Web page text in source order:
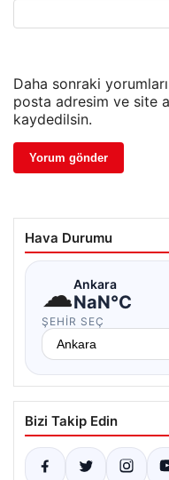
Daha sonraki
posta adresim ve site
kaydedilsin.
Hava Durumu
☁Ankara
NaN°C
ŞEHIR SEÇ
Bizi Takip Edin